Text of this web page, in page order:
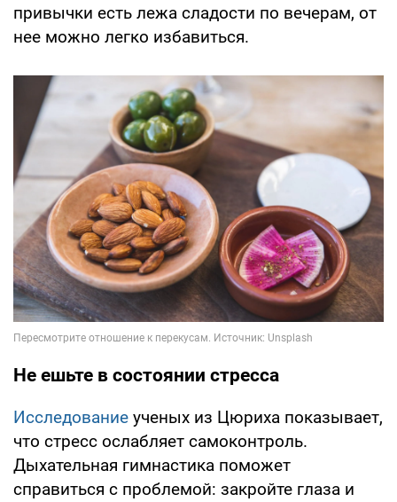
привычки есть лежа сладости по вечерам, от
нее можно легко избавиться.
Не ешьте в состоянии стресса
Исследование ученых из Цюриха показывает,
что стресс ослабляет самоконтроль.
Дыхательная гимнастика поможет
справиться с проблемой: закройте глаза и